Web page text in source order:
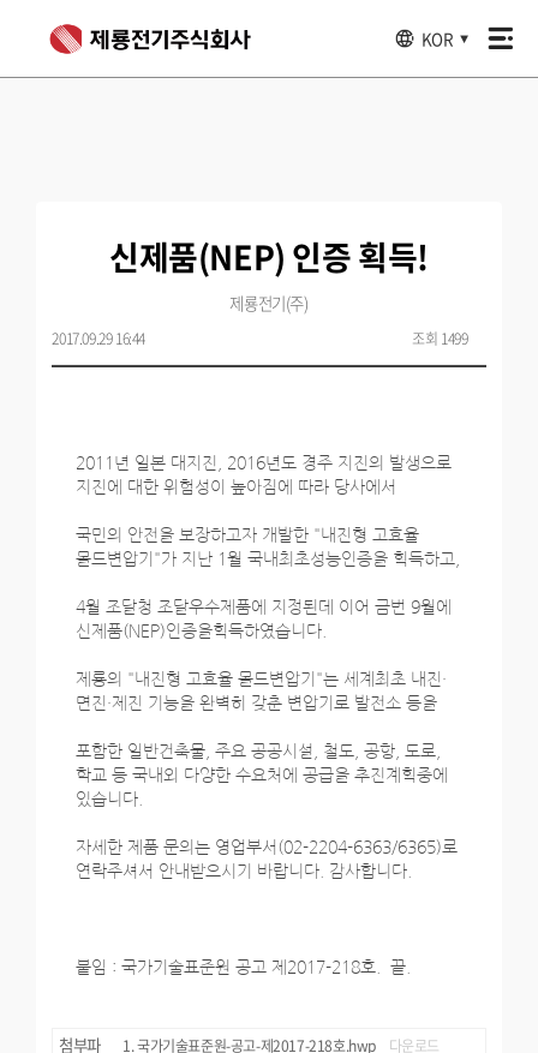
KOR ▼
신제품(NEP) 인증 획득!
제룡전기(주)
2017.09.29 16:44 조회 1499
2011년 일본 대지진, 2016년도 경주 지진의 발생으로
지진에 대한 위험성이 높아짐에 따라 당사에서
국민의 안전을 보장하고자 개발한 "내진형 고효율
몰드변압기"가 지난 1월 국내최초성능인증을 획득하고,
4월 조달청 조달우수제품에 지정된데 이어 금번 9월에
신제품(NEP)인증을획득하였습니다.
제룡의 "내진형 고효율 몰드변압기"는 세계최초 내진·
면진·제진 기능을 완벽히 갖춘 변압기로 발전소 등을
포함한 일반건축물, 주요 공공시설, 철도, 공항, 도로,
학교 등 국내외 다양한 수요처에 공급을 추진계획중에
있습니다.
자세한 제품 문의는 영업부서(02-2204-6363/6365)로
연락주셔서 안내받으시기 바랍니다. 감사합니다.
붙임 : 국가기술표준원 공고 제2017-218호. 끝.
첨부파
국가기술표준원-공고-제2017-218호.hwp
다운로드